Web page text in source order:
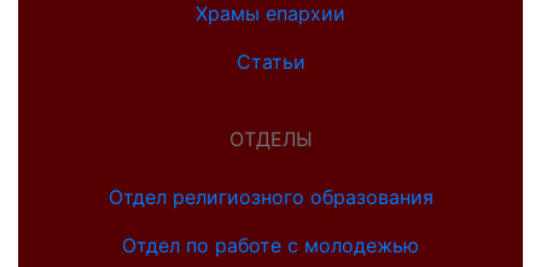
Храмы епархии
Статьи
ОТДЕЛЫ
Отдел религиозного образования
Отдел по работе с молодежью